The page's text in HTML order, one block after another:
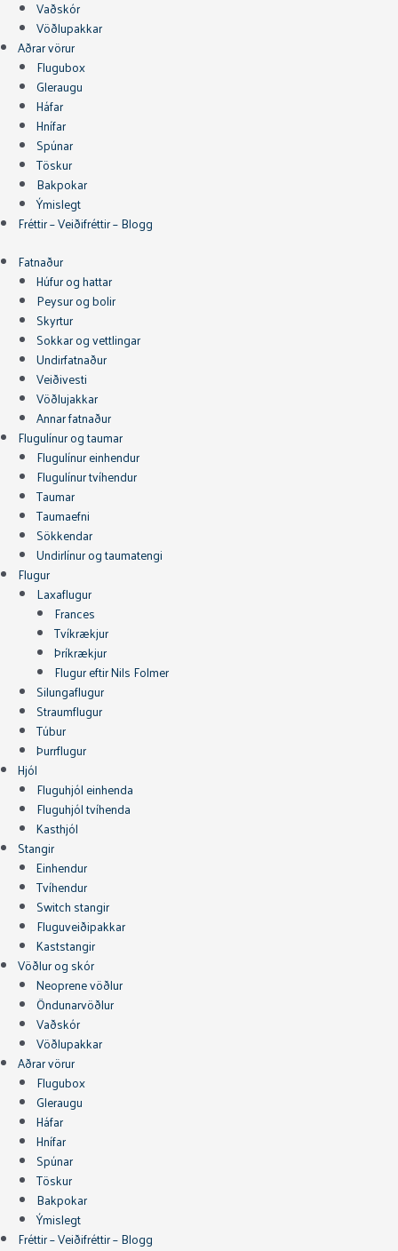
Vaðskór
Vöðlupakkar
Aðrar vörur
Flugubox
Gleraugu
Háfar
Hnífar
Spúnar
Töskur
Bakpokar
Ýmislegt
Fréttir – Veiðifréttir – Blogg
Fatnaður
Húfur og hattar
Peysur og bolir
Skyrtur
Sokkar og vettlingar
Undirfatnaður
Veiðivesti
Vöðlujakkar
Annar fatnaður
Flugulínur og taumar
Flugulínur einhendur
Flugulínur tvíhendur
Taumar
Taumaefni
Sökkendar
Undirlínur og taumatengi
Flugur
Laxaflugur
Frances
Tvíkrækjur
Þríkrækjur
Flugur eftir Nils Folmer
Silungaflugur
Straumflugur
Túbur
Þurrflugur
Hjól
Fluguhjól einhenda
Fluguhjól tvíhenda
Kasthjól
Stangir
Einhendur
Tvíhendur
Switch stangir
Fluguveiðipakkar
Kaststangir
Vöðlur og skór
Neoprene vöðlur
Öndunarvöðlur
Vaðskór
Vöðlupakkar
Aðrar vörur
Flugubox
Gleraugu
Háfar
Hnífar
Spúnar
Töskur
Bakpokar
Ýmislegt
Fréttir – Veiðifréttir – Blogg